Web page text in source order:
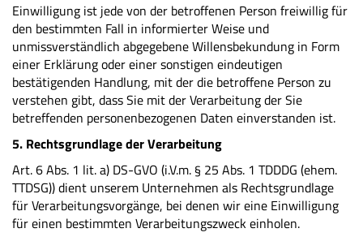
Einwilligung ist jede von der betroffenen Person freiwillig für
den bestimmten Fall in informierter Weise und
unmissverständlich abgegebene Willensbekundung in Form
einer Erklärung oder einer sonstigen eindeutigen
bestätigenden Handlung, mit der die betroffene Person zu
verstehen gibt, dass Sie mit der Verarbeitung der Sie
betreffenden personenbezogenen Daten einverstanden ist.
5. Rechtsgrundlage der Verarbeitung
Art. 6 Abs. 1 lit. a) DS-GVO (i.V.m. § 25 Abs. 1 TDDDG (ehem.
TTDSG)) dient unserem Unternehmen als Rechtsgrundlage
für Verarbeitungsvorgänge, bei denen wir eine Einwilligung
für einen bestimmten Verarbeitungszweck einholen.